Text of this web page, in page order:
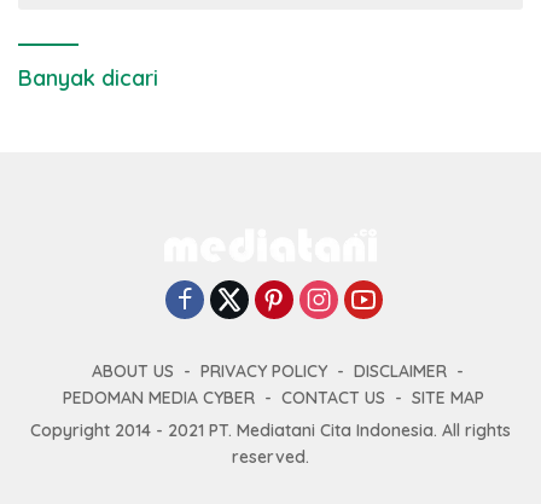
Banyak dicari
ABOUT US PRIVACY POLICY
DISCLAIMER
PEDOMAN MEDIA CYBER
CONTACT US
SITE MAP
Copyright 2014 - 2021 PT. Mediatani Cita Indonesia. All rights
reserved.